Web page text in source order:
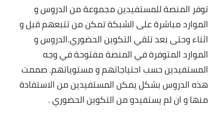
توفر المنصة للمستفيدين مجموعة من الدروس و
الموارد مباشرة على الشبكة تمكن من تتبعهم قبل و
اثناء وحتى بعد تلقي التكوين الحضوري.الدروس و
الموارد المتوفرة في المنصة مفتوحة في وجه
المستفيدين حسب احتياجاتهم و مستوياتهم. صممت
هذه الدروس بشكل يمكن المستفيدين من الاستفادة
منها و ان لم يستفيدو من التكوين الحضوري.